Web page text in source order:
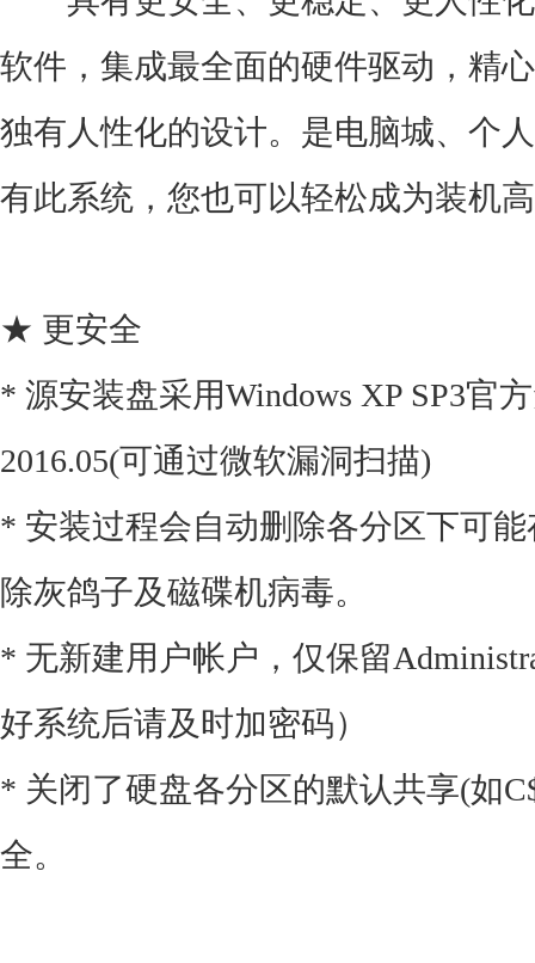
软件，集成最全面的硬件驱动，精
独有人性化的设计。是电脑城、个
有此系统，您也可以轻松成为装机
★ 更安全
* 源安装盘采用Windows XP SP3官
2016.05(可通过微软漏洞扫描)
* 安装过程会自动删除各分区下可
除灰鸽子及磁碟机病毒。
* 无新建用户帐户，仅保留
好系统后请及时加密码）
* 关闭了硬盘各分区的默认共享(如
全。